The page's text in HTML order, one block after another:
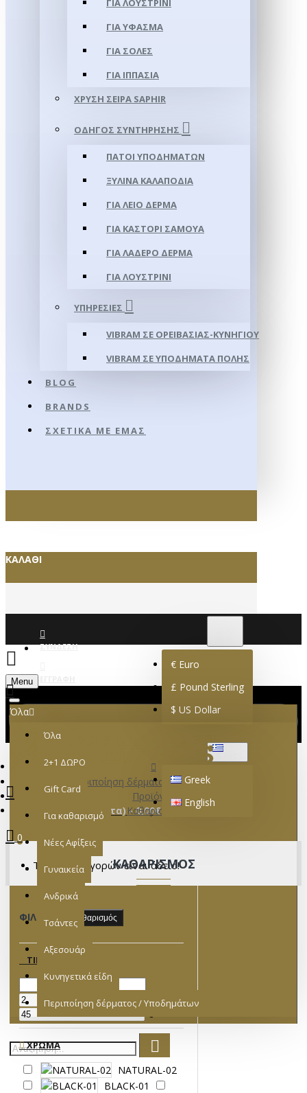
ΓΙΑ ΛΟΥΣΤΡΊΝΙ
ΓΙΑ ΥΦΑΣΜΑ
ΓΙΑ ΣΌΛΕΣ
ΓΙΑ ΙΠΠΑΣΊΑ
ΧΡΥΣΉ ΣΕΙΡΆ SAPHIR
ΟΔΗΓΌΣ ΣΥΝΤΉΡΗΣΗΣ
ΠΆΤΟΙ ΥΠΟΔΗΜΆΤΩΝ
ΞΎΛΙΝΑ ΚΑΛΑΠΌΔΙΑ
ΓΙΑ ΛΕΊΟ ΔΈΡΜΑ
ΓΙΑ ΚΑΣΤΌΡΙ ΣΑΜΟΎΑ
ΓΙΑ ΛΑΔΕΡΌ ΔΈΡΜΑ
ΓΙΑ ΛΟΥΣΤΡΊΝΙ
ΥΠΗΡΕΣΊΕΣ
VIBRAM ΣΕ ΟΡΕΙΒΑΣΊΑΣ-ΚΥΝΗΓΊΟΥ
VIBRAM ΣΕ ΥΠΟΔΉΜΑΤΑ ΠΌΛΗΣ
BLOG
BRANDS
ΣΧΕΤΙΚΆ ΜΕ ΕΜΆΣ
ΚΑΛΆΘΙ
ΣΎΝΔΕΣΗ
€ Euro
£ Pound Sterling
$ US Dollar
Greek
English
Menu
0 προϊόν(τα) - 0,00€
0
Το καλάθι αγορών είναι άδειο!
Όλα
Όλα
2+1 ΔΩΡΟ
Gift Card
Για καθαρισμό
Νέες Αφίξεις
Γυναικεία
Ανδρικά
Τσάντες
Αξεσουάρ
Κυνηγετικά είδη
Περιποίηση δέρματος / Υποδημάτων
Περιποίηση δέρματος / Υποδημάτων
Προϊόντα
Καθαρισμός
ΚΑΘΑΡΙΣΜΌΣ
ΦΊΛΤΡΑ Καθαρισμός
ΤΙΜΉ
€
€
ΧΡΏΜΑ
NATURAL-02
BLACK-01